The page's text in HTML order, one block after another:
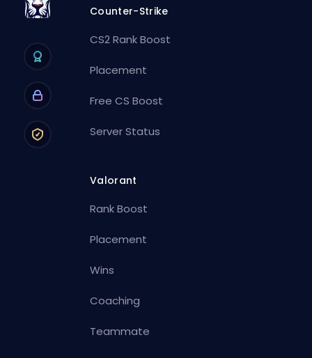
Counter-Strike
CS2 Rank Boost
Placement
Free CS Boost
Server Status
Valorant
Rank Boost
Placement
Wins
Coaching
Teammate